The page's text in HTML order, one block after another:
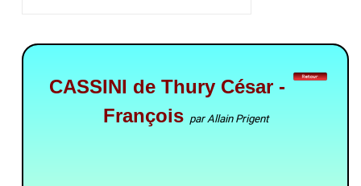
CASSINI de Thury César -
François par Allain Prigent